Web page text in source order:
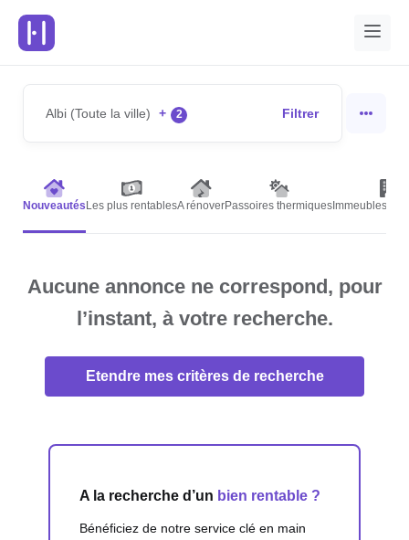
Albi (Toute la ville) + 2 Filtrer
Nouveautés Les plus rentablesA rénoverPassoires thermiques Immeubles de
Aucune annonce ne correspond, pour
l’instant, à votre recherche.
Etendre mes critères de recherche
A la recherche d’un bien rentable ?
Bénéficiez de notre service clé en main